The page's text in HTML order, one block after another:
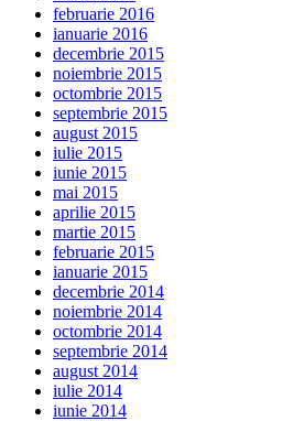
februarie 2016
ianuarie 2016
decembrie 2015
noiembrie 2015
octombrie 2015
septembrie 2015
august 2015
iulie 2015
iunie 2015
mai 2015
aprilie 2015
martie 2015
februarie 2015
ianuarie 2015
decembrie 2014
noiembrie 2014
octombrie 2014
septembrie 2014
august 2014
iulie 2014
iunie 2014